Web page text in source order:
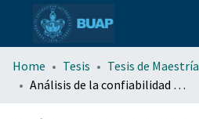
menu.section.about_menu
Home Tesis
Tesis de Maestría
Análisis de la confiabilidad de líneas de transmisión multicircuito mayores a 115 kv en zonas de alta incidencia de descargas eléctricas atmosféricas